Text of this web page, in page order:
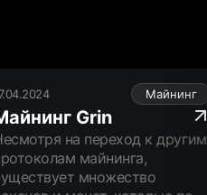
Майнинг
Grin
на переход к другим
майнинга,
множество